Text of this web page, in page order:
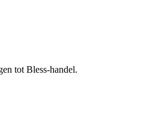
tot Bless-handel.